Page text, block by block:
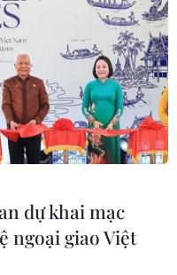
dự khai mạc
ngoại giao Việt